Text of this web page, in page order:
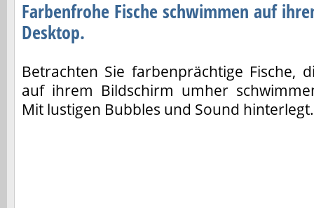
Farbenfrohe Fische schwimmen auf
Desktop.
Betrachten Sie farbenprächtige Fische,
auf ihrem Bildschirm umher
Mit lustigen Bubbles und Sound hinterlegt.